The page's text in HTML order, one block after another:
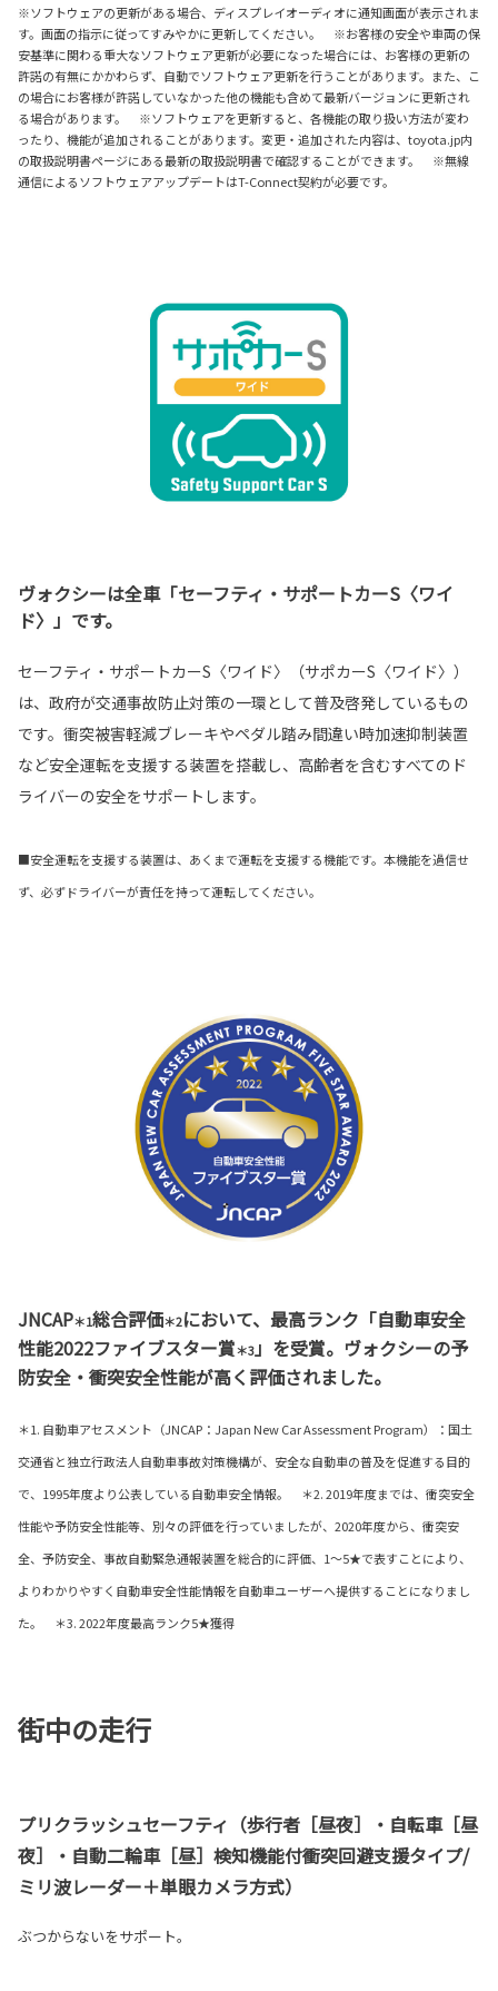
※ソフトウェアの更新がある場合、ディスプレイオーディオに通知画面が表示されま
す。画面の指示に従ってすみやかに更新してください。 ※お客様の安全や車両の保
安基準に関わる重大なソフトウェア更新が必要になった場合には、お客様の更新の
許諾の有無にかかわらず、自動でソフトウェア更新を行うことがあります。また、こ
の場合にお客様が許諾していなかった他の機能も含めて最新バージョンに更新され
る場合があります。 ※ソフトウェアを更新すると、各機能の取り扱い方法が変わ
ったり、機能が追加されることがあります。変更・追加された内容は、toyota.jp内
の取扱説明書ページにある最新の取扱説明書で確認することができます。 ※無線
通信によるソフトウェアアップデートはT-Connect契約が必要です。
ヴォクシーは全車「セーフティ・サポートカーS〈ワイ
ド〉」です。
セーフティ・サポートカーS〈ワイド〉（サポカーS〈ワイド〉）
は、政府が交通事故防止対策の一環として普及啓発しているもの
です。衝突被害軽減ブレーキやペダル踏み間違い時加速抑制装置
など安全運転を支援する装置を搭載し、高齢者を含むすべてのド
ライバーの安全をサポートします。
■安全運転を支援する装置は、あくまで運転を支援する機能です。本機能を過信せ
ず、必ずドライバーが責任を持って運転してください。
JNCAP＊1総合評価＊2において、最高ランク「自動車安全
性能2022ファイブスター賞＊3 」を受賞。ヴォクシーの予
防安全・衝突安全性能が高く評価されました。
＊1. 自動車アセスメント（JNCAP：Japan New Car Assessment Program）：国土
交通省と独立行政法人自動車事故対策機構が、安全な自動車の普及を促進する目的
で、1995年度より公表している自動車安全情報。 ＊2. 2019年度までは、衝突安全
性能や予防安全性能等、別々の評価を行っていましたが、2020年度から、衝突安
全、予防安全、事故自動緊急通報装置を総合的に評価、1～5★で表すことにより、
よりわかりやすく自動車安全性能情報を自動車ユーザーへ提供することになりまし
た。 ＊3. 2022年度最高ランク5★獲得
街中の走行
プリクラッシュセーフティ（歩行者［昼夜］・自転車［昼
夜］・自動二輪車［昼］検知機能付衝突回避支援タイプ/
ミリ波レーダー＋単眼カメラ方式）
ぶつからないをサポート。